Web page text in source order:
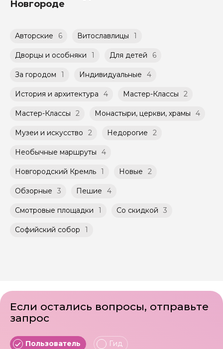
переводом с карты на карту Вы можете
заблаговременно до начала путешествия,
указанной на странице самого тура и
Агрегатором дополнительного соглашения
к Оферте Сервиса.
Способы оплаты на сайте: Картой
российского банка можно оплатить любую
экскурсию.
время и дату проведения экскурсии из
Групповые экскурсии проходят по
Помимо Вас, на групповой экскурсии могут
быть незнакомые для Вас люди.
Мини-группы проводятся на тех же
участников ограничено (группа может быть
Новгороде
Авторские 6 Витославлицы 1
Дворцы и особняки 1 Для детей 6
За городом 1 Индивидуальные 4
История и архитектура 4 Мастер-Классы 2
Мастер-Классы 2 Монастыри, церкви, храмы 4
Музеи и искусство 2 Недорогие 2
Необычные маршруты 4
Новгородский Кремль 1 Новые 2
Обзорные 3 Пешие 4
Смотровые площадки 1 Со скидкой 3
Софийский собор 1
Если остались вопросы, отправьте
запрос
Пользователь Гид